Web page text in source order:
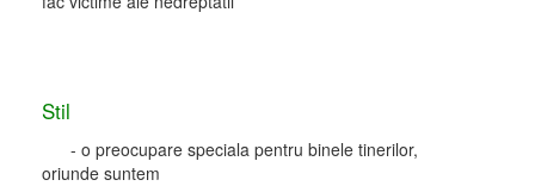
Stil
- o preocupare speciala pentru binele tinerilor,
oriunde suntem